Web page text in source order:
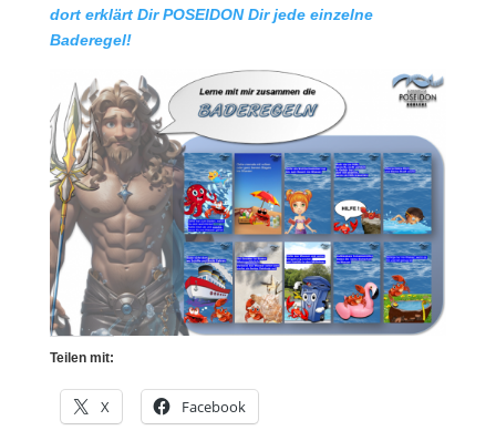
dort erklärt Dir POSEIDON Dir jede einzelne
Baderegel!
Teilen mit:
X Facebook